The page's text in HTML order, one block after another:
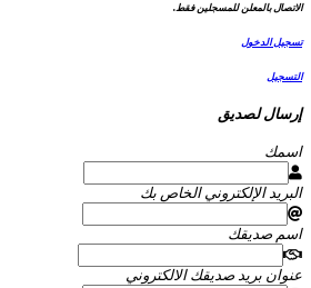
الاتصال بالمعلن للمسجلين فقط.
تسجيل الدخول
التسجيل
إرسال لصديق
اسمك
البريد الإلكتروني الخاص بك
اسم صديقك
عنوان بريد صديقك الالكتروني